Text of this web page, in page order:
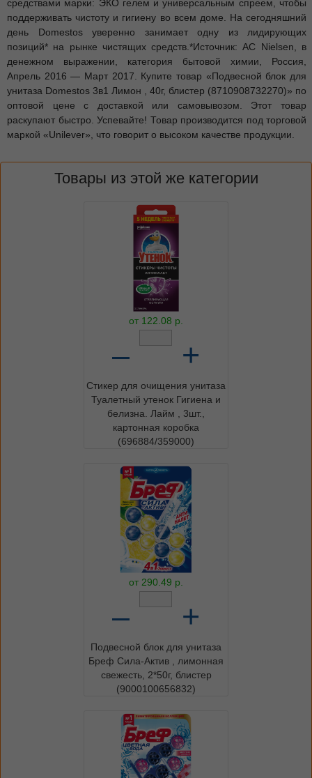
средствами марки: ЭКО гелем и универсальным спреем, чтобы
поддерживать чистоту и гигиену во всем доме. На сегодняшний
день Domestos уверенно занимает одну из лидирующих
позиций* на рынке чистящих средств.*Источник: AC Nielsen, в
денежном выражении, категория бытовой химии, Россия,
Апрель 2016 — Март 2017. Купите товар «Подвесной блок для
унитаза Domestos 3в1 Лимон , 40г, блистер (8710908732270)» по
оптовой цене с доставкой или самовывозом. Этот товар
раскупают быстро. Успевайте! Товар производится под торговой
маркой «Unilever», что говорит о высоком качестве продукции.
Товары из этой же категории
от 122.08 р.
– +
Стикер для очищения унитаза
Туалетный утенок Гигиена и
белизна. Лайм , 3шт.,
картонная коробка
(696884/359000)
от 290.49 р.
– +
Подвесной блок для унитаза
Бреф Сила-Актив , лимонная
свежесть, 2*50г, блистер
(9000100656832)